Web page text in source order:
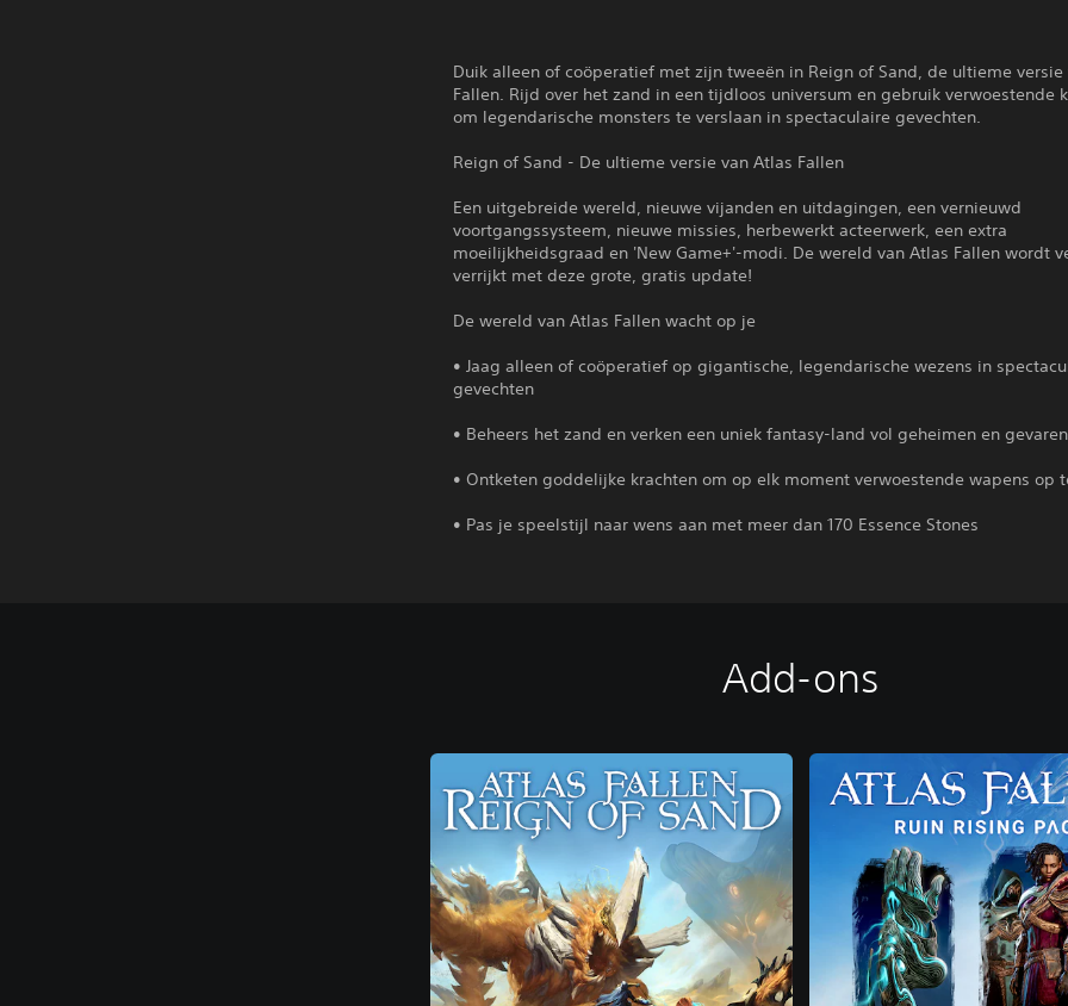
Duik alleen of coöperatief met zijn tweeën in Reign of Sand, de ultieme versie
Fallen. Rijd over het zand in een tijdloos universum en gebruik verwoestende
om legendarische monsters te verslaan in spectaculaire gevechten.
Reign of Sand - De ultieme versie van Atlas Fallen
Een uitgebreide wereld, nieuwe vijanden en uitdagingen, een vernieuwd
voortgangssysteem, nieuwe missies, herbewerkt acteerwerk, een extra
moeilijkheidsgraad en 'New Game+'-modi. De wereld van Atlas Fallen wordt
verrijkt met deze grote, gratis update!
De wereld van Atlas Fallen wacht op je
• Jaag alleen of coöperatief op gigantische, legendarische wezens in
gevechten
• Beheers het zand en verken een uniek fantasy-land vol geheimen en
• Ontketen goddelijke krachten om op elk moment verwoestende wapens op
• Pas je speelstijl naar wens aan met meer dan 170 Essence Stones
Add-ons